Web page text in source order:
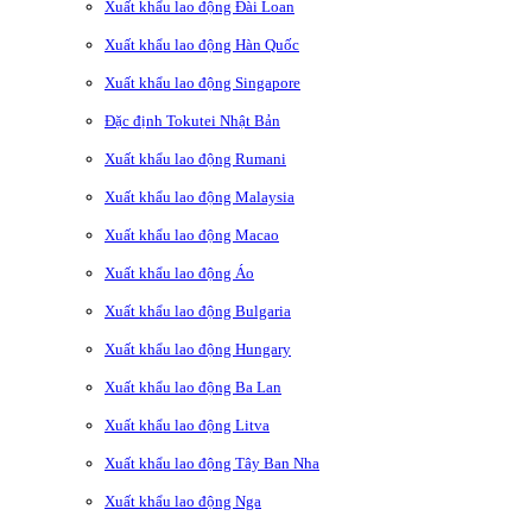
Xuất khẩu lao động Đài Loan
Xuất khẩu lao động Hàn Quốc
Xuất khẩu lao động Singapore
Đặc định Tokutei Nhật Bản
Xuất khẩu lao động Rumani
Xuất khẩu lao động Malaysia
Xuất khẩu lao động Macao
Xuất khẩu lao động Áo
Xuất khẩu lao động Bulgaria
Xuất khẩu lao động Hungary
Xuất khẩu lao động Ba Lan
Xuất khẩu lao động Litva
Xuất khẩu lao động Tây Ban Nha
Xuất khẩu lao động Nga